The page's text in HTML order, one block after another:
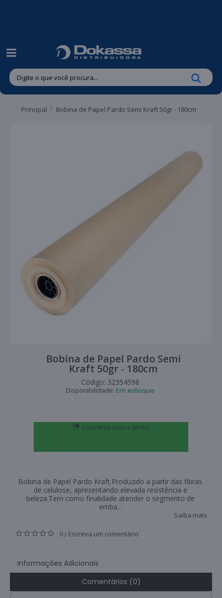
Principal Bobina de Papel Pardo Semi Kraft 50gr - 180cm
Bobina de Papel Pardo Semi
Kraft 50gr - 180cm
Código: 32354598
Disponibilidade: Em estoque
Converse com a gente
Bobina de Papel Pardo Kraft.Produzido a partir das fibras
de celulose, apresentando elevada resistência e
beleza.Tem como finalidade atender o segmento de
emba...
Saiba mais
0 / Escreva um comentário
Informações Adicionais
Comentários (0)